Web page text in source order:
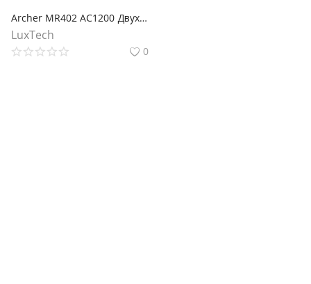
Archer MR402 AC1200 Двухдиапазонный беспроводной 4G LTE маршрутизатор
LuxTech
0